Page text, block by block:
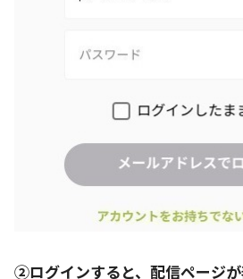
②ログインすると、配信ページが